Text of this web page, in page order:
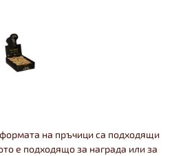
на пръчици са подходящи
е подходящо за награда или за